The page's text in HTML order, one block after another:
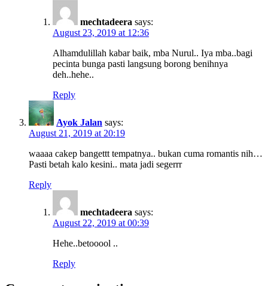
mechtadeera says:
August 23, 2019 at 12:36
Alhamdulillah kabar baik, mba Nurul.. Iya mba..bagi
pecinta bunga pasti langsung borong benihnya
deh..hehe..
Reply
Ayok Jalan says:
August 21, 2019 at 20:19
waaaa cakep bangettt tempatnya.. bukan cuma romantis nih…
Pasti betah kalo kesini.. mata jadi segerrr
Reply
mechtadeera says:
August 22, 2019 at 00:39
Hehe..betooool ..
Reply